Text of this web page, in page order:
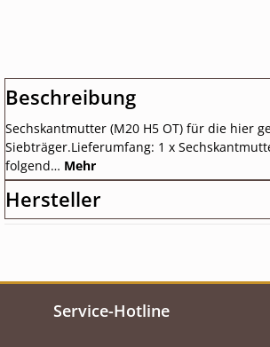
Beschreibung
Sechskantmutter (M20 H5 OT) für die hier
Siebträger.Lieferumfang: 1 x
folgend… Mehr
Hersteller
Service-Hotline